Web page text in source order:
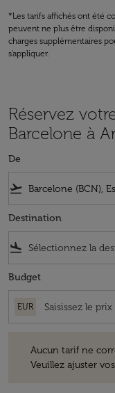
*Les tarifs affichés ont été
peuvent ne plus être
charges supplémentaires
s'appliquer.
Réservez
Barcelone à
De
flight_takeoff
Destination
flight_land
Budget
EUR
Aucun tarif ne
Veuillez ajuster